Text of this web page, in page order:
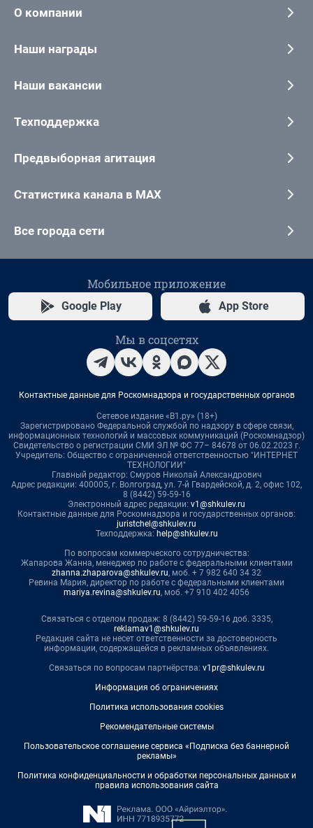
О компании
Наши награды
Наши вакансии
Техподдержка
Предвыборная агитация
Статистика канала в MAX
Все города сети
Мобильное приложение
Google Play App Store
Мы в соцсетях
Контактные данные для Роскомнадзора и государственных органов
Сетевое издание «В1.ру» (18+)
Зарегистрировано Федеральной службой по надзору в сфере связи,
информационных технологий и массовых коммуникаций (Роскомнадзор)
Свидетельство о регистрации СМИ ЭЛ № ФС 77– 84678 от 06.02.2023 г.
Учредитель: Общество с ограниченной ответственностью "ИНТЕРНЕТ
ТЕХНОЛОГИИ"
Главный редактор: Смуров Николай Александрович
Адрес редакции: 400005, г. Волгоград, ул. 7-й Гвардейской, д. 2, офис 102,
8 (8442) 59-59-16
Электронный адрес редакции: v1@shkulev.ru
Контактные данные для Роскомнадзора и государственных органов:
juristchel@shkulev.ru
Техподдержка: help@shkulev.ru
По вопросам коммерческого сотрудничества:
Жапарова Жанна, менеджер по работе с федеральными клиентами
zhanna.zhaparova@shkulev.ru, моб. + 7 982 640 34 32
Ревина Мария, директор по работе с федеральными клиентами
mariya.revina@shkulev.ru, моб. +7 910 402 4056
Связаться с отделом продаж: 8 (8442) 59-59-16 доб. 3335,
reklamav1@shkulev.ru
Редакция сайта не несет ответственности за достоверность
информации, содержащейся в рекламных объявлениях.
Связаться по вопросам партнёрства: v1pr@shkulev.ru
Информация об ограничениях
Политика использования cookies
Рекомендательные системы
Пользовательское соглашение сервиса «Подписка без баннерной
рекламы»
Политика конфиденциальности и обработки персональных данных и
правила использования сайта